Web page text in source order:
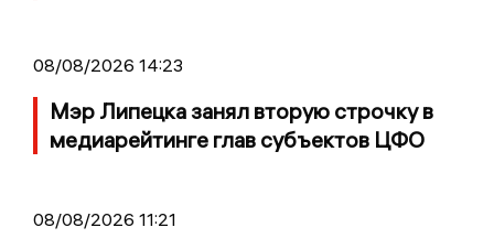
08/08/2026 14:23
Мэр Липецка занял вторую строчку в
медиарейтинге глав субъектов ЦФО
08/08/2026 11:21